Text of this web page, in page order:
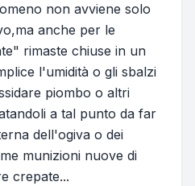
non avviene solo
anche per le
rimaste chiuse in un
l'umidità o gli sbalzi
piombo o altri
a tal punto da far
dell'ogiva o dei
munizioni nuove di
crepate...